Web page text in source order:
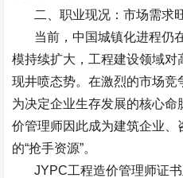
二、职业现况：市场需求
当前，中国城镇化进程仍
模持续扩大，工程建设领域对
现井喷态势。在激烈的市场
为决定企业生存发展的核心
价管理师因此成为建筑企业
的“抢手资源”。
JYPC工程造价管理师证